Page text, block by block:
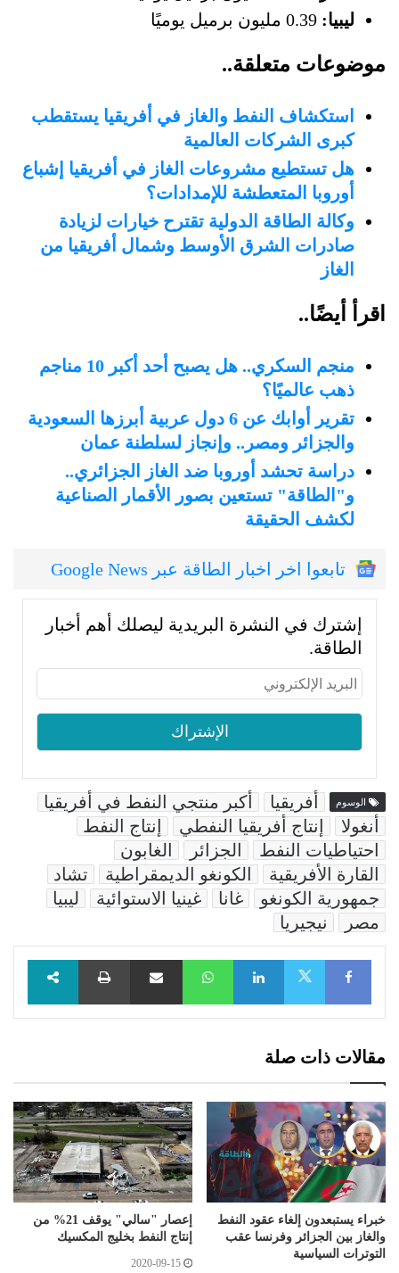
ليبيا:
موضوعات متعلقة..
استكشاف النفط والغاز في أفريقيا يستقطب
كبرى الشركات العالمية
هل تستطيع مشروعات الغاز في أفريقيا إشباع
أوروبا المتعطشة للإمدادات؟
وكالة الطاقة الدولية تقترح خيارات لزيادة
صادرات الشرق الأوسط وشمال أفريقيا من
الغاز
اقرأ أيضًا..
منجم السكري.. هل يصبح أحد أكبر 10 مناجم
ذهب عالميًا؟
تقرير أوابك عن 6 دول عربية أبرزها السعودية
والجزائر ومصر.. وإنجاز لسلطنة عمان
دراسة تحشد أوروبا ضد الغاز الجزائري..
و"الطاقة" تستعين بصور الأقمار الصناعية
لكشف الحقيقة
تابعوا اخر اخبار الطاقة عبر Google News
إشترك في النشرة البريدية ليصلك أهم أخبار
الطاقة.
الوسوم أفريقيا
أكبر منتجي النفط في أفريقيا
أنغولا
إنتاج أفريقيا النفطي
إنتاج النفط
احتياطيات النفط
الجزائر
الغابون
القارة الأفريقية
الكونغو الديمقراطية
تشاد
جمهورية الكونغو
غانا غينيا الاستوائية
ليبيا
مصر
نيجيريا
Facebook
LinkedIn
WhatsAppمشاركة عبر البريد طباعة
مقالات ذات صلة
خبراء يستبعدون إلغاء عقود النفط
والغاز بين الجزائر وفرنسا عقب
التوترات السياسية
إعصار "سالي" يوقف 21% من
إنتاج النفط بخليج المكسيك
2020-09-15